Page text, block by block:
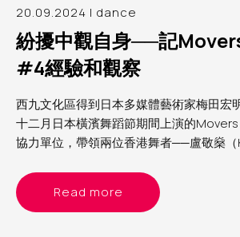
20.09.2024 | dance
紛擾中觀自身──記
#4經驗和觀察
西九文化區得到日本多媒體藝術家梅田宏
十二月日本橫濱舞蹈節期間上演的
協力單位，帶領兩位香港舞者──盧敬燊（
理表演藝術製作人（舞蹈）Yvonne，分享
觀察
Read more